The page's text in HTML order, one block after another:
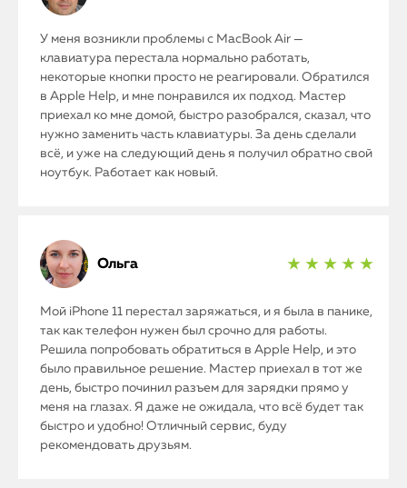
MacBook
Watch
iPad
iMac
Mac Mini
О нас
Контакты
Статьи
У меня возникли проблемы с MacBook Air —
клавиатура перестала нормально работать,
некоторые кнопки просто не реагировали. Обратился
в Apple Help, и мне понравился их подход. Мастер
приехал ко мне домой, быстро разобрался, сказал, что
нужно заменить часть клавиатуры. За день сделали
всё, и уже на следующий день я получил обратно свой
ноутбук. Работает как новый.
Ольга ★ ★ ★ ★ ★
Мой iPhone 11 перестал заряжаться, и я была в панике,
так как телефон нужен был срочно для работы.
Решила попробовать обратиться в Apple Help, и это
было правильное решение. Мастер приехал в тот же
день, быстро починил разъем для зарядки прямо у
меня на глазах. Я даже не ожидала, что всё будет так
быстро и удобно! Отличный сервис, буду
рекомендовать друзьям.